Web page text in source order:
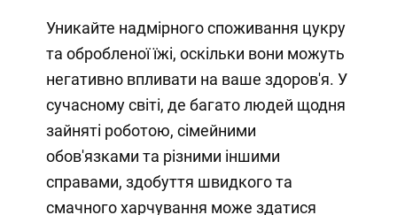
Уникайте надмірного споживання цукру
та обробленої їжі, оскільки вони можуть
негативно впливати на ваше здоров'я. У
сучасному світі, де багато людей щодня
зайняті роботою, сімейними
обов'язками та різними іншими
справами, здобуття швидкого та
смачного харчування може здатися